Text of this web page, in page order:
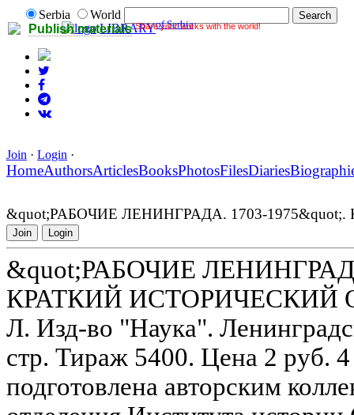
Publish materials Share your works with the world!
Serbia
World
LIBRARYof Serbia
Join · Login ·
HomeAuthorsArticlesBooksPhotosFilesDiaries
&quot;РАБОЧИЕ ЛЕНИНГРАДА. 1703-
Join Login
&quot;РАБОЧИЕ
КРАТКИЙ ИСТОРИЧЕСКИЙ
Л. Изд-во "Наука".
стр. Тираж 5400. Цена 2 руб.
подготовлена авторским